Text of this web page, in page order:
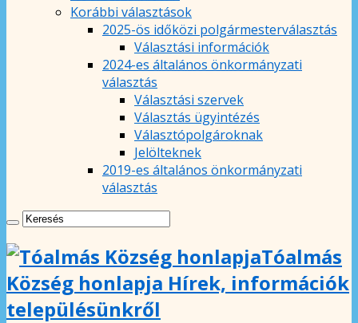
Korábbi választások
2025-ös időközi polgármesterválasztás
Választási információk
2024-es általános önkormányzati
választás
Választási szervek
Választás ügyintézés
Választópolgároknak
Jelölteknek
2019-es általános önkormányzati
választás
Tóalmás
Község honlapja Hírek, információk
településünkről